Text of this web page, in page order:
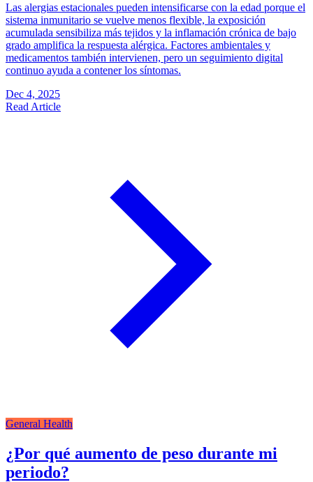
Las alergias estacionales pueden intensificarse con la edad porque el
sistema inmunitario se vuelve menos flexible, la exposición
acumulada sensibiliza más tejidos y la inflamación crónica de bajo
grado amplifica la respuesta alérgica. Factores ambientales y
medicamentos también intervienen, pero un seguimiento digital
continuo ayuda a contener los síntomas.
Dec 4, 2025
Read Article
General Health
¿Por qué aumento de peso durante mi
periodo?